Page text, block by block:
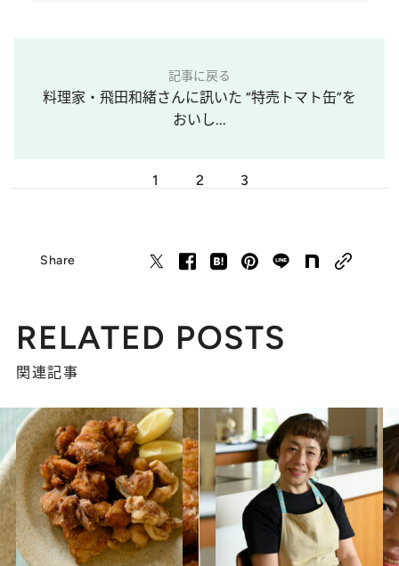
記事に戻る
料理家・飛田和緒さんに訊いた “特売トマト缶”を
おいし...
1 2 3
Share
RELATED POSTS
関連記事